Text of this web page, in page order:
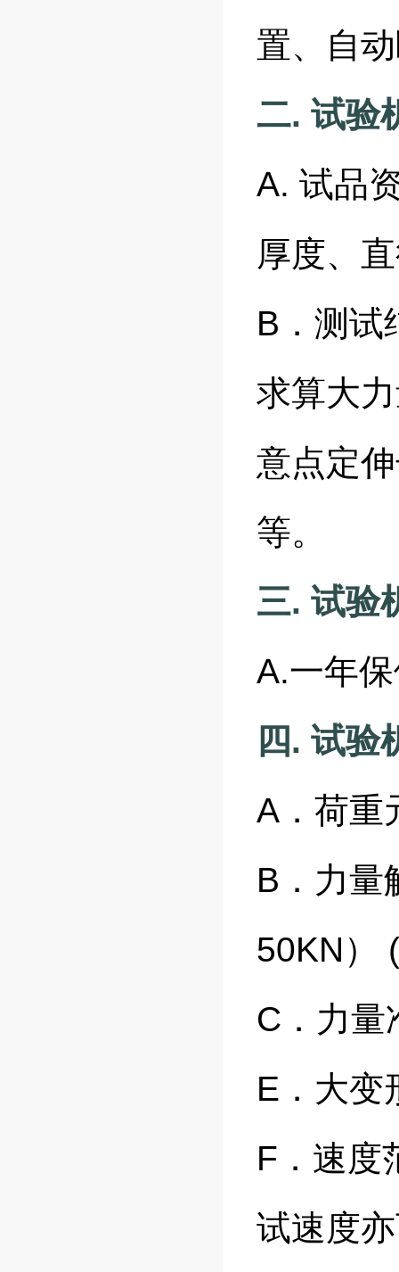
置、自
二. 试验
A. 试品
厚度、
B．测试
求算大
意点定
等。
三. 试验
A.一年
四. 试验
A．荷重
B．力量
50KN）
C．力量
E．大变
F．速度
试速度